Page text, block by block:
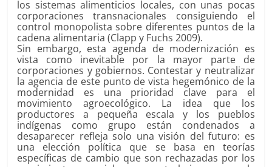
los sistemas alimenticios locales, con unas pocas
corporaciones transnacionales consiguiendo el
control monopolista sobre diferentes puntos de la
cadena alimentaria (Clapp y Fuchs 2009).
Sin embargo, esta agenda de modernización es
vista como inevitable por la mayor parte de
corporaciones y gobiernos. Contestar y neutralizar
la agencia de este punto de vista hegemónico de la
modernidad es una prioridad clave para el
movimiento agroecológico. La idea que los
productores a pequeña escala y los pueblos
indígenas como grupo están condenados a
desaparecer refleja solo una visión del futuro: es
una elección política que se basa en teorías
específicas de cambio que son rechazadas por los